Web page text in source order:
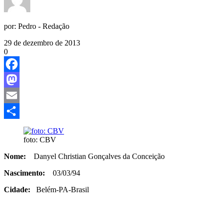
por: Pedro - Redação
29 de dezembro de 2013
0
Facebook
Mastodon
Email
foto: CBV
Nome: Danyel Christian Gonçalves da Conceição
Nascimento: 03/03/94
Cidade: Belém-PA-Brasil